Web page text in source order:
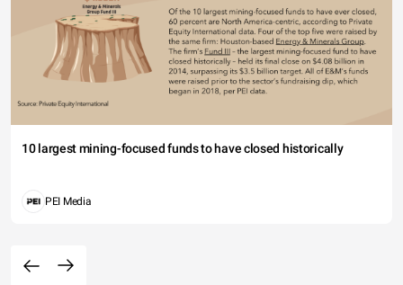
10 largest mining-focused funds to have closed historically
PEI Media